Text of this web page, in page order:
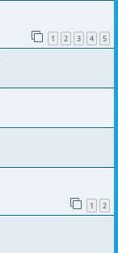
1 2 3 4 5
1 2